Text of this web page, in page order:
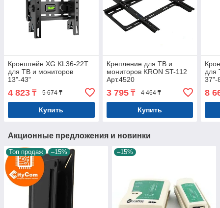
Кронштейн XG KL36-22T
для ТВ и мониторов
13"-43"
4 823 ₸ 5 674 ₸
Купить
Крепление для ТВ и
мониторов KRON ST-112
Арт.4520
3 795₸ 4 464 ₸
Купить
для
37"-
8
Акционные предложения и новинки
Топ продаж –15% –15%